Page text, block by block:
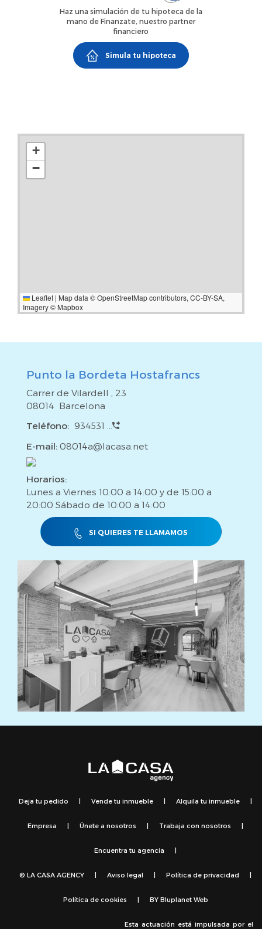
Haz una simulación de tu hipoteca de la
mano de Finanzate, nuestro partner
financiero
Simula tu hipoteca
+
−
Leaflet | Map data ©OpenStreetMapcontributors, CC-BY-SA,
Imagery © Mapbox
Punto la Bordeta Hostafrancs
Carrer de Vilardell , 23
08014 Barcelona
Teléfono: 934531 ...
E-mail: 08014a@lacasa.net
Horarios:
Lunes a Viernes 10:00 a 14:00 y de 15:00 a
20:00 Sábado de 10:00 a 14:00
SI QUIERES TE LLAMAMOS
Deja tu pedido | Vende tu inmueble | Alquila tu inmueble |
Empresa | Únete a nosotros | Trabaja con nosotros |
Encuentra tu agencia |
© LA CASA AGENCY | Aviso legal | Política de privacidad |
Política de cookies | BY Bluplanet Web
Esta actuación está impulsada por el